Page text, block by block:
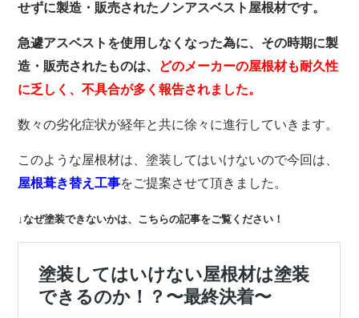
せずに製造・販売されたノンアスベスト屋根材です。
急遽アスベストを使用しなくなった為に、その時期に製
造・販売されたものは、 どのメーカーの屋根材も耐久性
に乏しく、不具合が多く報告されました。
数々の劣化症状が経年と共に徐々に進行していきます。
このような屋根材は、塗装してはいけないので今回は、
屋根葺き替え工事をご提案させて頂きました。
↓なぜ塗装できないかは、こちらの記事をご覧ください！